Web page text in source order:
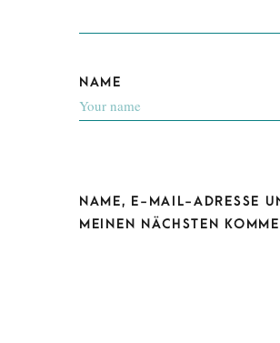
NAME
NAME, E-MAIL-ADRESSE
MEINEN NÄCHSTEN